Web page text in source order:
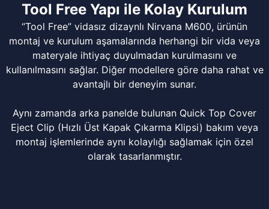
Tool Free Yapı ile Kolay Kurulum
“Tool Free” vidasız dizaynlı Nirvana M600, ürünün
montaj ve kurulum aşamalarında herhangi bir vida veya
materyale ihtiyaç duyulmadan kurulmasını ve
kullanılmasını sağlar. Diğer modellere göre daha rahat ve
avantajlı bir deneyim sunar.
Aynı zamanda arka panelde bulunan Quick Top Cover
Eject Clip (Hızlı Üst Kapak Çıkarma Klipsi) bakım veya
montaj işlemlerinde aynı kolaylığı sağlamak için özel
olarak tasarlanmıştır.